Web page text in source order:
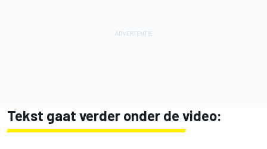
Tekst gaat verder onder de video: